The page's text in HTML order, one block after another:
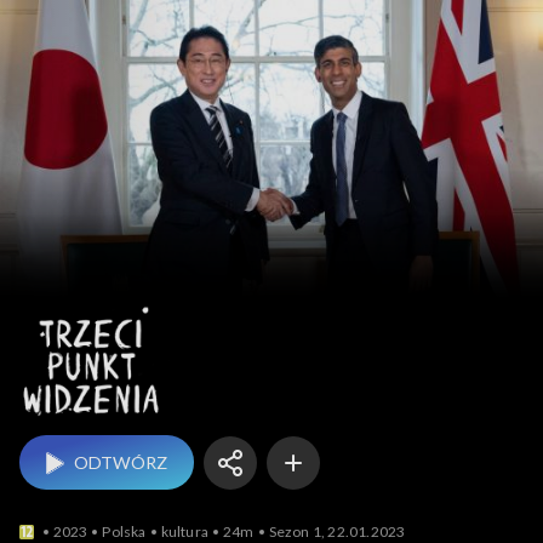
Trzeci punkt widzenia
ODTWÓRZ
2023 Polska kultura 24m Sezon 1, 22.01.2023